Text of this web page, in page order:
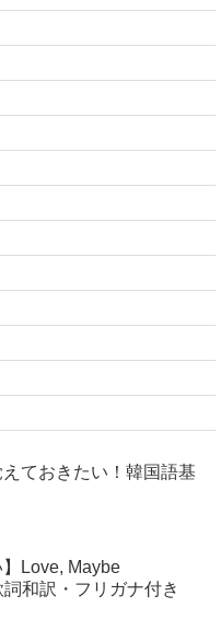
えておきたい！韓国語基
】Love, Maybe
和訳・フリガナ付き